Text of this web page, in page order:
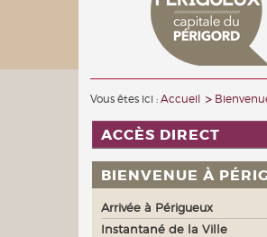
Vous êtes ici : Accueil
ACCÈS DIRECT
BIENVENUE À
Arrivée à Périgueux
Instantané de la Ville